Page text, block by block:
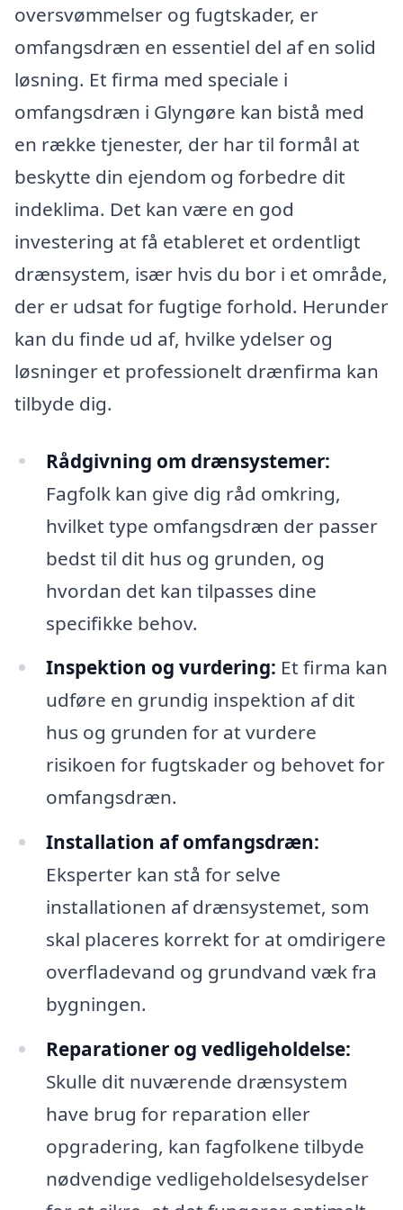
oversvømmelser og fugtskader, er
omfangsdræn en essentiel del af en solid
løsning. Et firma med speciale i
omfangsdræn i Glyngøre kan bistå med
en række tjenester, der har til formål at
beskytte din ejendom og forbedre dit
indeklima. Det kan være en god
investering at få etableret et ordentligt
drænsystem, især hvis du bor i et område,
der er udsat for fugtige forhold. Herunder
kan du finde ud af, hvilke ydelser og
løsninger et professionelt drænfirma kan
tilbyde dig.
Rådgivning om drænsystemer:
Fagfolk kan give dig råd omkring,
hvilket type omfangsdræn der passer
bedst til dit hus og grunden, og
hvordan det kan tilpasses dine
specifikke behov.
Inspektion og vurdering: Et firma kan
udføre en grundig inspektion af dit
hus og grunden for at vurdere
risikoen for fugtskader og behovet for
omfangsdræn.
Installation af omfangsdræn:
Eksperter kan stå for selve
installationen af drænsystemet, som
skal placeres korrekt for at omdirigere
overfladevand og grundvand væk fra
bygningen.
Reparationer og vedligeholdelse:
Skulle dit nuværende drænsystem
have brug for reparation eller
opgradering, kan fagfolkene tilbyde
nødvendige vedligeholdelsesydelser